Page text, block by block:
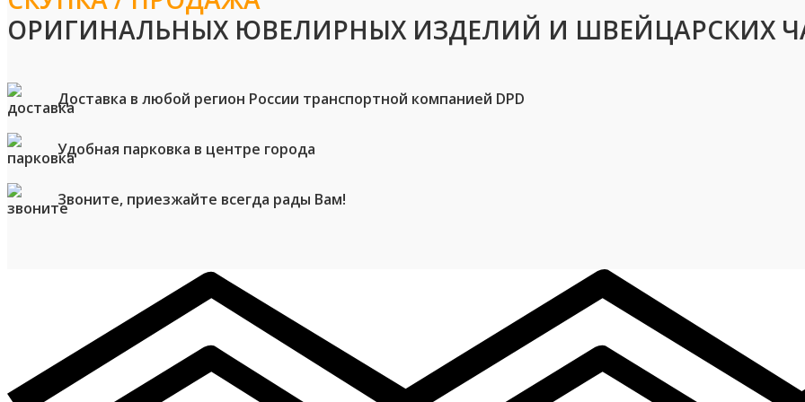
ОРИГИНАЛЬНЫХ ЮВЕЛИРНЫХ ИЗДЕЛИЙ И ШВЕЙЦАРСКИХ
Доставка в любой регион России транспортной компанией DPD
Удобная парковка в центре города
Звоните, приезжайте всегда рады Вам!